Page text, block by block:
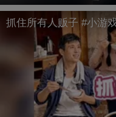
抓住所有人贩子 #小游